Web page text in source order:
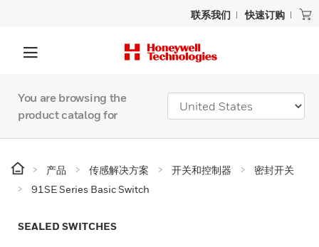
联系我们 快速订购
You are browsing the
product catalog for
产品 传感解决方案 开关和控制器
密封开关
91SE Series Basic Switch
SEALED SWITCHES